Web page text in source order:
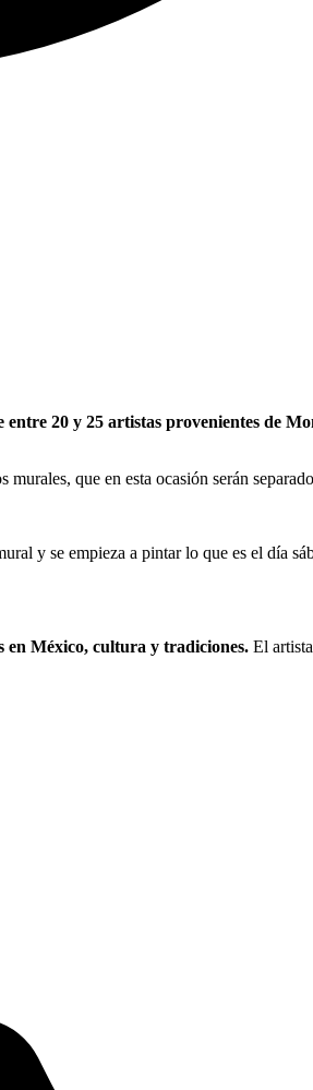
20 y 25 artistas provenientes de
que en esta ocasión serán
y se empieza a pintar lo que es el día
en México, cultura y tradiciones. El